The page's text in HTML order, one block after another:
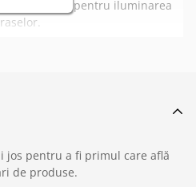
de exterior pentru iluminarea
jos pentru a fi primul care află
de produse.
›